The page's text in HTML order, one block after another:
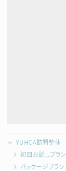
YUHCA訪問整体
初回お試しプラン
パッケージプラン